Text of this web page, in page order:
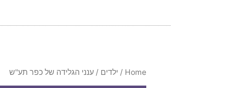
Home
/ ילדים / ענני הגלידה של כפר תע"ש